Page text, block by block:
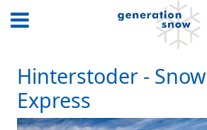
Hinterstoder - Snow
Express